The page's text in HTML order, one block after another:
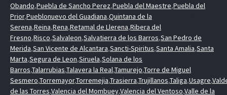
Obando,Puebla de Sancho Perez,Puebla del Maestre,Puebla del
Prior,Pueblonuevo del Guadiana,Quintana de la
Serena,Reina,Rena,Retamal de Llerena,Ribera del
Fresno,Risco,Salvaleon,Salvatierra de los Barros,San Pedro de
Merida,San Vicente de Alcantara,Sancti-Spiritus,Santa Amalia,Santa
Marta,Segura de Leon,Siruela,Solana de los
Barros,Talarrubias,Talavera la Real,Tamurejo,Torre de Miguel
Sesmero,Torremayor,Torremejia,Trasierra,Trujillanos,Taliga,Usagre,
de las Torres,Valencia del Mombuey,Valencia del Ventoso,Valle de la